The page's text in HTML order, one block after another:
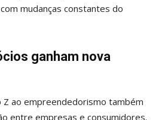
mudanças constantes do
ganham nova
Z ao empreendedorismo também
entre empresas e consumidores.